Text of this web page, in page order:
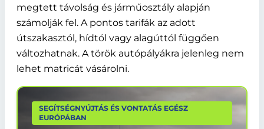
megtett távolság és járműosztály alapján
számolják fel. A pontos tarifák az adott
útszakasztól, hídtól vagy alagúttól függően
változhatnak. A török autópályákra jelenleg nem
lehet matricát vásárolni.
SEGÍTSÉGNYÚJTÁS ÉS VONTATÁS EGÉSZ
EURÓPÁBAN